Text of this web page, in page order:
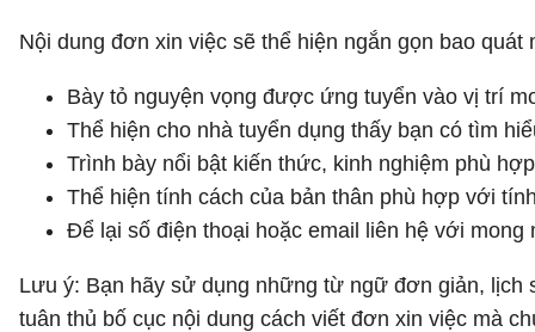
Nội dung đơn xin việc sẽ thể hiện ngắn gọn bao quát
Bày tỏ nguyện vọng được ứng tuyển vào vị trí
Thể hiện cho nhà tuyển dụng thấy bạn có tìm
Trình bày nổi bật kiến thức, kinh nghiệm phù
Thể hiện tính cách của bản thân phù hợp với
Để lại số điện thoại hoặc email liên hệ với
Lưu ý: Bạn hãy sử dụng những từ ngữ đơn giản, lịch
tuân thủ bố cục nội dung cách viết đơn xin việc mà